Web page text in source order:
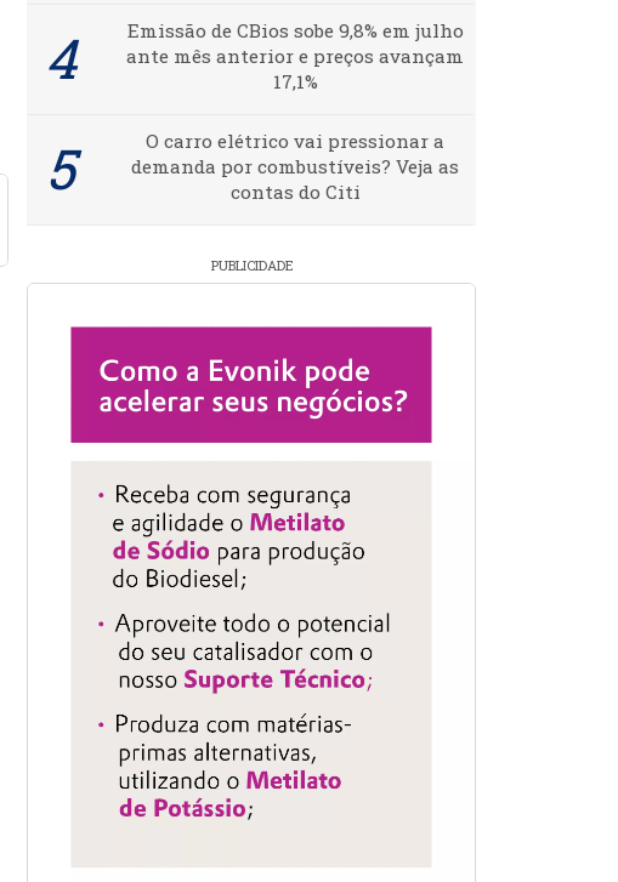
Emissão de CBios sobe 9,8% em julho
ante mês anterior e preços avançam
17,1%
O carro elétrico vai pressionar a
demanda por combustíveis? Veja as
contas do Citi
PUBLICIDADE